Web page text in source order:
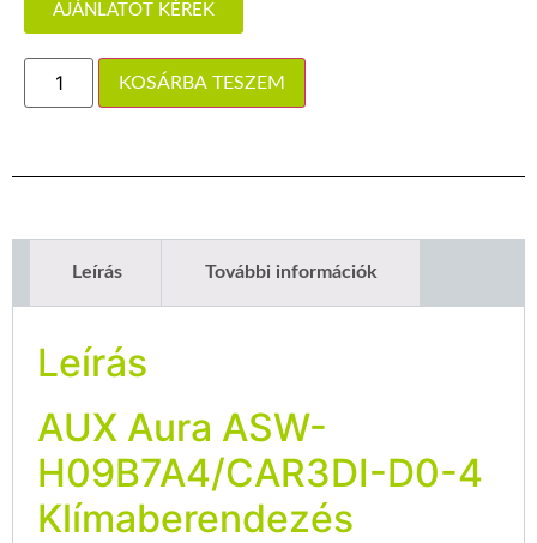
AJÁNLATOT KÉREK
KOSÁRBA TESZEM
Leírás További információk
Leírás
AUX Aura ASW-
H09B7A4/CAR3DI-D0-4
Klímaberendezés